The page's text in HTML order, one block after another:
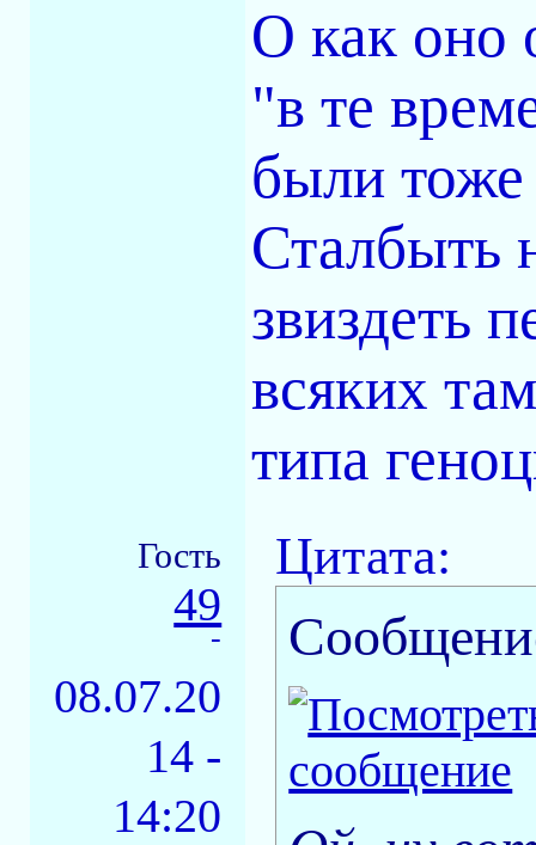
О как оно
"в те
были
Сталбыть
звиздеть
всяких
типа
Гость
49
-
08.07.20
14 -
14:20
Цитата: